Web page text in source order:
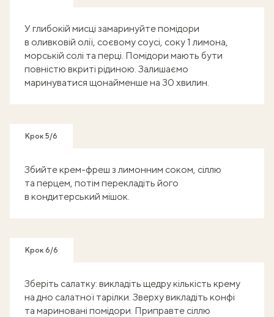
У глибокій мисці замаринуйте помідори
в оливковій олії, соєвому соусі, соку 1 лимона,
морській солі та перці. Помідори мають бути
повністю вкриті рідиною. Залишаємо
маринуватися щонайменше на 30 хвилин.
Крок 5/6
Збийте крем-фреш з лимонним соком, сіллю
та перцем, потім перекладіть його
в кондитерський мішок.
Крок 6/6
Зберіть салатку: викладіть щедру кількість крему
на дно салатної тарілки. Зверху викладіть конфі
та мариновані помідори. Приправте сіллю